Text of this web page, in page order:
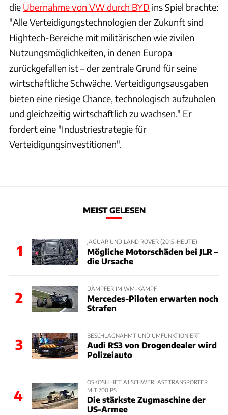
die Übernahme von VW durch BYD ins Spiel brachte:
"Alle Verteidigungstechnologien der Zukunft sind
Hightech-Bereiche mit militärischen wie zivilen
Nutzungsmöglichkeiten, in denen Europa
zurückgefallen ist – der zentrale Grund für seine
wirtschaftliche Schwäche. Verteidigungsausgaben
bieten eine riesige Chance, technologisch aufzuholen
und gleichzeitig wirtschaftlich zu wachsen." Er
fordert eine "Industriestrategie für
Verteidigungsinvestitionen".
MEIST GELESEN
1
JAGUAR UND LAND ROVER (2015–HEUTE)
Mögliche Motorschäden bei JLR –
die Ursache
2
DÄMPFER IM WM-KAMPF
Mercedes-Piloten erwarten noch
Strafen
3
BESCHLAGNAHMT UND UMFUNKTIONIERT
Audi RS3 von Drogendealer wird
Polizeiauto
4
OSKOSH HET A1 SCHWERLASTTRANSPORTER
MIT 700 PS
Die stärkste Zugmaschine der
US-Armee